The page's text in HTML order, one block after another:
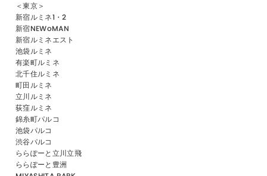
＜東京＞
新宿ルミネ1・2
新宿NEWoMAN
新宿ルミネエスト
池袋ルミネ
有楽町ルミネ
北千住ルミネ
町田ルミネ
立川ルミネ
荻窪ルミネ
錦糸町パルコ
池袋パルコ
渋谷パルコ
ららぽーと立川立飛
ららぽーと豊洲